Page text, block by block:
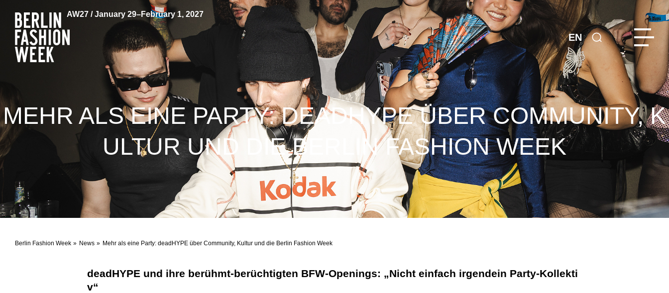
AW27 / January 29–February 1, 2027
EN
Berlin Fashion Week News Mehr als eine Party: deadHYPE über Community, Kultur und die Berlin Fashion Week
MEHR ALS EINE PARTY: DEADHYPE ÜBER COMMUNITY, K
ULTUR UND DIE BERLIN FASHION WEEK
deadHYPE und ihre berühmt-berüchtigten BFW-Openings: „Nicht einfach irgendein Party-Kollekti
v“